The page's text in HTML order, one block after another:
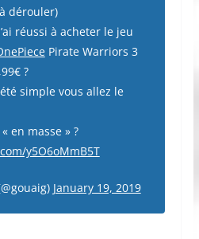
dérouler)
réussi à acheter le jeu
Pirate Warriors 3
?
été simple vous allez le
en masse » ?
y5O6oMmB5T
January 19, 2019